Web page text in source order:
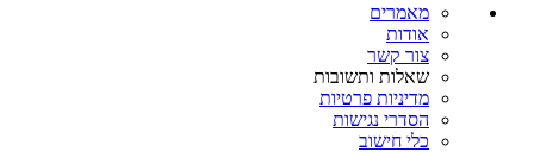
מאמרים
אודות
צור קשר
שאלות ותשובות
מדיניות פרטיות
הסדרי נגישות
כלי חישוב